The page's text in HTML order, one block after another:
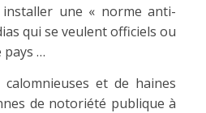
une « norme anti-
qui se veulent officiels ou
pays …
et de haines
de notoriété publique à